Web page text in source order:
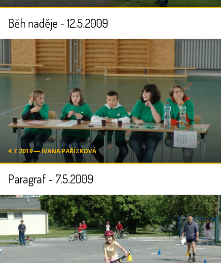
Běh naděje - 12.5.2009
4.7.2019 ― IVANA PAŘÍZKOVÁ
Paragraf - 7.5.2009